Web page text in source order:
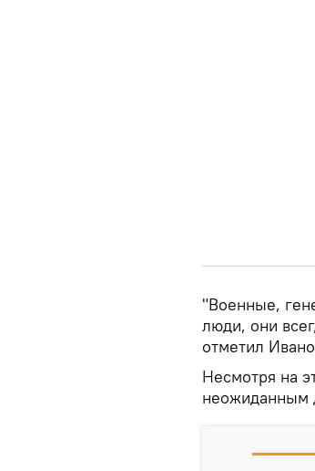
"Военные,
люди, они
отметил
Несмотря на
неожиданным